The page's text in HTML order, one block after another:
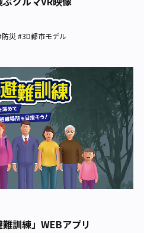
防災 #3D都市モデル
訓練」WEBアプリ